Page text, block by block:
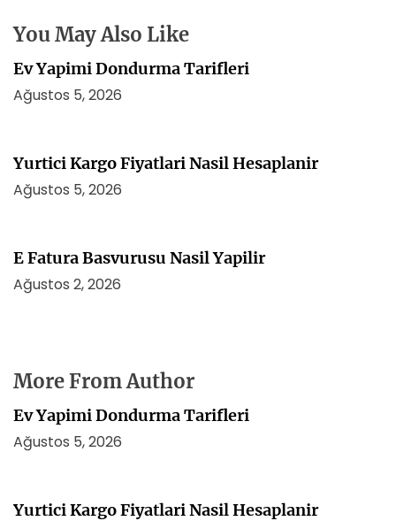
s
i
You May Also Like
Ev Yapimi Dondurma Tarifleri
Ağustos 5, 2026
Yurtici Kargo Fiyatlari Nasil Hesaplanir
Ağustos 5, 2026
E Fatura Basvurusu Nasil Yapilir
Ağustos 2, 2026
More From Author
Ev Yapimi Dondurma Tarifleri
Ağustos 5, 2026
Yurtici Kargo Fiyatlari Nasil Hesaplanir